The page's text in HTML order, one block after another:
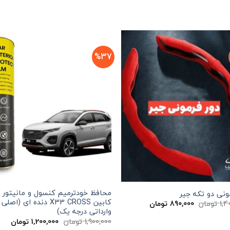
دو تکه جیر
تومان قیمت
اصلی
890,000 تومان
890,000 تومان
%37
محافظ خودترمیم کنسول و مانیتور
کابین X33 CROSS دنده ای (اصلی
وارداتی درجه یک)
1,900,000 تومان قیمت
1,200,000 تومان